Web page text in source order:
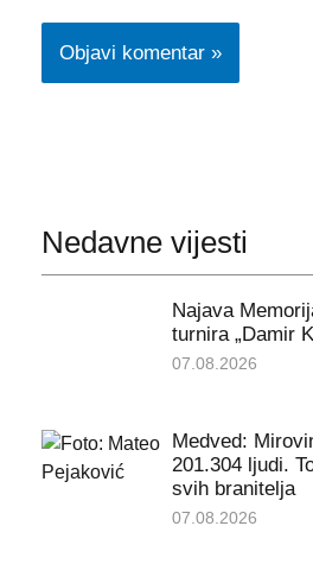
Nedavne vijesti
Najava
turnira „Damir
07.08.2026
Medved:
201.304 ljudi.
svih branitelja
07.08.2026